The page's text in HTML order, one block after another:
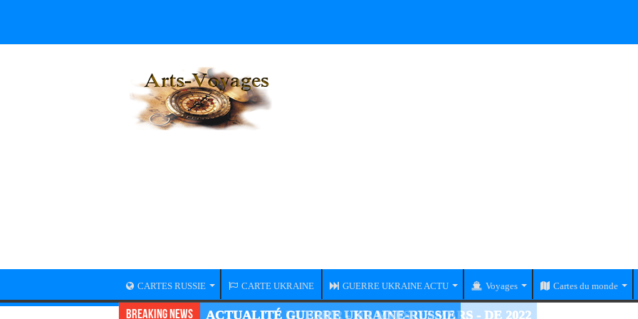
CARTES RUSSIE CARTE UKRAINE GUERRE UKRAINE ACTU Voyages Cartes du monde
Breaking News ACTUALITÉ GUERRE UKRAINE-RUSSIE